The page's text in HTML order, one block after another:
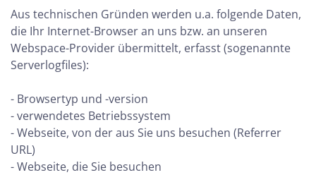
Aus technischen Gründen werden u.a. folgende Daten,
die Ihr Internet-Browser an uns bzw. an unseren
Webspace-Provider übermittelt, erfasst (sogenannte
Serverlogfiles):
- Browsertyp und -version
- verwendetes Betriebssystem
- Webseite, von der aus Sie uns besuchen (Referrer
URL)
- Webseite, die Sie besuchen